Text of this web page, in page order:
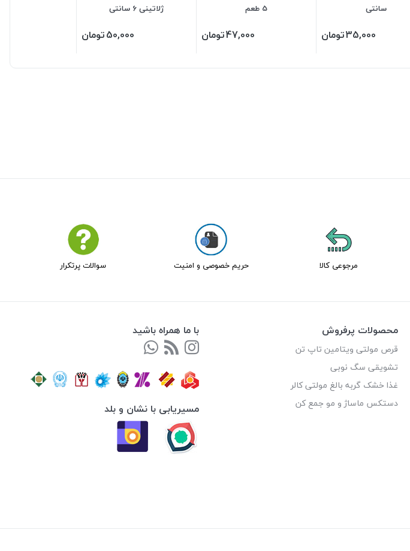
سانتی
35,000تومان
5 طعم
47,000تومان
ژلاتینی 6 سانتی
50,000تومان
مرجوعی کالا حریم خصوصی و امنیت سوالات پرتکرار
محصولات پرفروش
قرص مولتی ویتامین تاپ تن
تشویقی سگ نوبی
غذا خشک گربه بالغ مولتی کالر
دستکس ماساژ و مو جمع کن
با ما همراه باشید
مسیریابی با نشان و بلد